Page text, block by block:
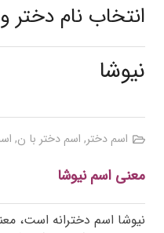
انتخاب نام دختر
نیوشا
اسم دختر, اسم دختر با ن,
معنی اسم نیوشا